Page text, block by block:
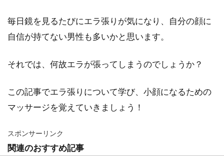
毎日鏡を見るたびにエラ張りが気になり、自分の顔に
自信が持てない男性も多いかと思います。
それでは、何故エラが張ってしまうのでしょうか？
この記事でエラ張りについて学び、小顔になるための
マッサージを覚えていきましょう！
スポンサーリンク
関連のおすすめ記事